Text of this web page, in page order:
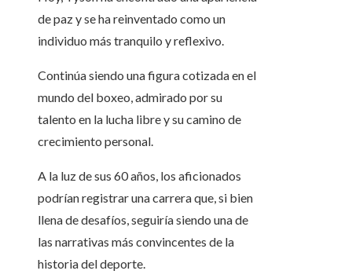
de paz y se ha reinventado como un
individuo más tranquilo y reflexivo.
Continúa siendo una figura cotizada en el
mundo del boxeo, admirado por su
talento en la lucha libre y su camino de
crecimiento personal.
A la luz de sus 60 años, los aficionados
podrían registrar una carrera que, si bien
llena de desafíos, seguiría siendo una de
las narrativas más convincentes de la
historia del deporte.